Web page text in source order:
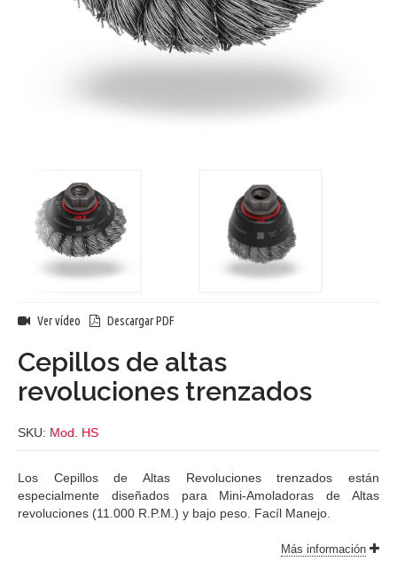
Ver vídeo Descargar PDF
Cepillos de altas
revoluciones trenzados
SKU: Mod. HS
Los Cepillos de Altas Revoluciones trenzados están
especialmente diseñados para Mini-Amoladoras de Altas
revoluciones (11.000 R.P.M.) y bajo peso. Facíl Manejo.
Más información